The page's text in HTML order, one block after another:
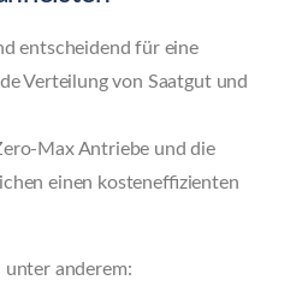
entscheidend für eine
Verteilung von Saatgut und
Max Antriebe und die
einen kosteneffizienten
unter anderem: